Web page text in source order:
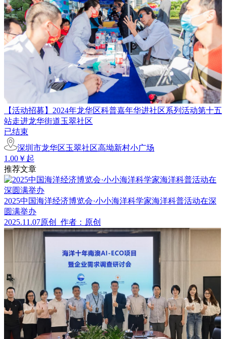
【活动招募】2024年龙华区科普嘉年华进社区系列活动第十五
站走进龙华街道玉翠社区
已结束
深圳市龙华区玉翠社区高坳新村小广场
1.00￥起
推荐文章
2025中国海洋经济博览会·小小海洋科学家海洋科普活动在深
圆满举办
2025.11.07原创 作者：原创